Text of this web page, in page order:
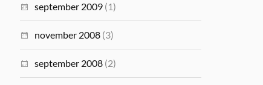
september 2009 (1)
november 2008 (3)
september 2008 (2)